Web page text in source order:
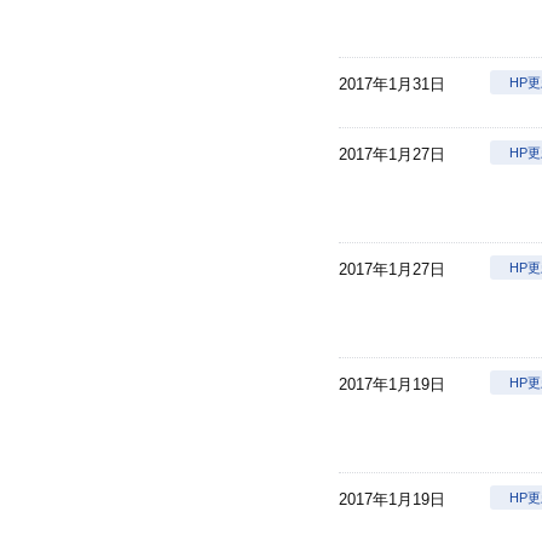
2017年1月31日 HP
2017年1月27日 HP
2017年1月27日 HP
2017年1月19日 HP
2017年1月19日 HP